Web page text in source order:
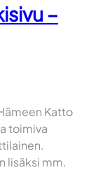
–
Katto
toimiva
lisäksi mm.